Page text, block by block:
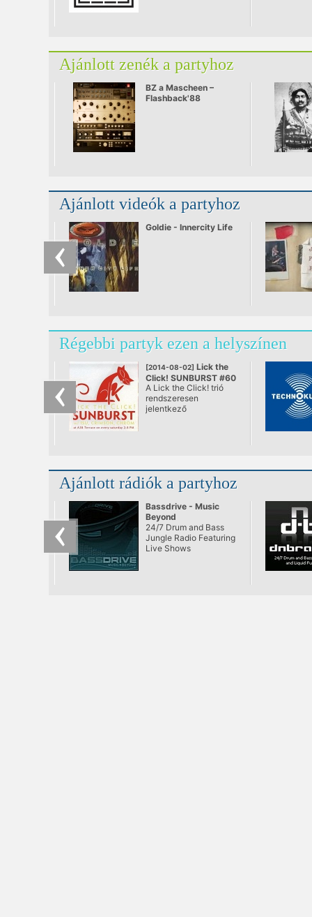
Ajánlott zenék a partyhoz
BZ a Mascheen –
Flashback'88
Ajánlott videók a partyhoz
Goldie - Innercity Life
Régebbi partyk ezen a helyszínen
[2014-08-02] Lick the
Click! SUNBURST #60
@ A38, Budapest
A Lick the Click! trió
rendszeresen
jelentkező
se nem before. Ebéd
utáni lazulás a Dunán.
Bólogatós,
kézfelrakós,
mosolygós zenék,
remek italok egészen
naplementéig.
Ajánlott rádiók a partyhoz
Bassdrive - Music
Beyond
24/7 Drum and Bass
Jungle Radio Featuring
Live Shows